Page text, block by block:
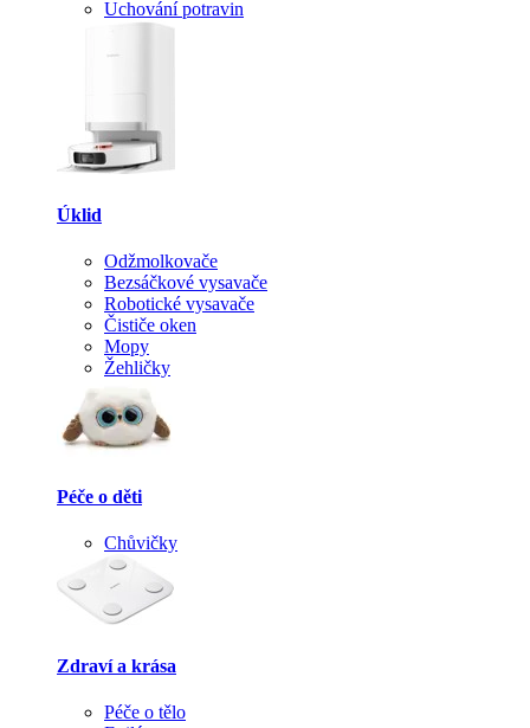
Uchování potravin
Úklid
Odžmolkovače
Bezsáčkové vysavače
Robotické vysavače
Čističe oken
Mopy
Žehličky
Péče o děti
Chůvičky
Zdraví a krása
Péče o tělo